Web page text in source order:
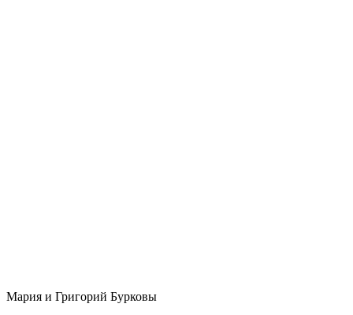
Мария и Григорий Бурковы